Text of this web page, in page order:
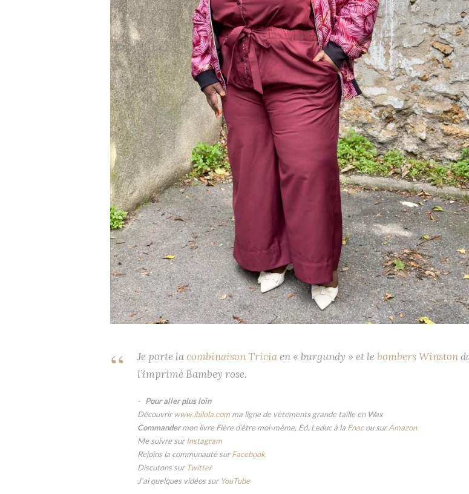
Je porte lacombinaison Triciaen « burgundy » et le bombers Winston
l’imprimé Bambey rose.
Pour aller plus loin
Découvrirwww.ibilola.comma ligne de vêtements grande taille en Wax
Commandermon livre Fière d’être moi-même, Ed. Leduc à la Fnacou surAmazon
Me suivre surInstagram
Rejoins la communauté surFacebook
Discutons surTwitter
J’ai quelques vidéos surYouTube